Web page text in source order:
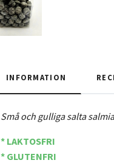
INFORMATION
Små och gulliga salta
* LAKTOSFRI
* GLUTENFRI